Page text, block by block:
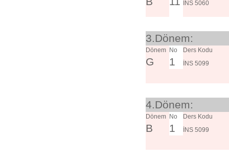
İNS 5060
3.Dönem:
Dönem No Ders Kodu
G 1 İNS 5099
4.Dönem:
Dönem No Ders Kodu
B 1 İNS 5099